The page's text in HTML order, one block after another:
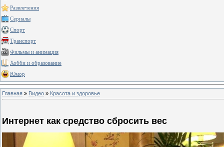
Развлечения
Сериалы
Спорт
Транспорт
Фильмы и анимация
Хобби и образование
Юмор
Главная » Видео » Красота и здоровье
Интернет как средство сбросить вес